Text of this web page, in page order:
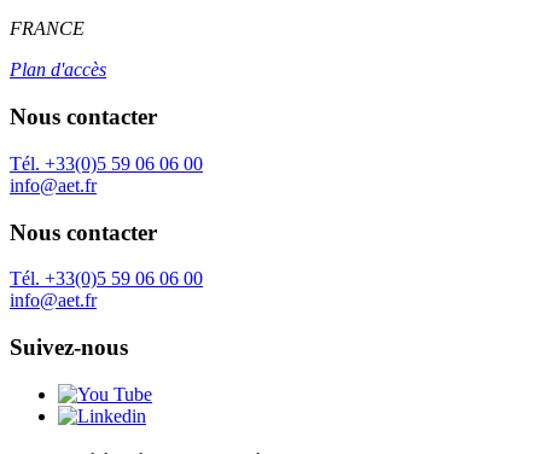
FRANCE
Plan d'accès
Nous contacter
Tél. +33(0)5 59 06 06 00
info@aet.fr
Nous contacter
Tél. +33(0)5 59 06 06 00
info@aet.fr
Suivez-nous